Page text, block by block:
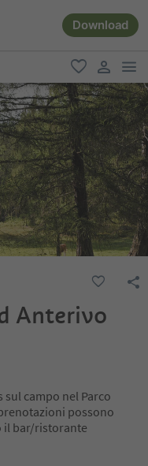
Download
favoriti
user link
Anterivo
campo nel Parco
possono
il bar/ristorante